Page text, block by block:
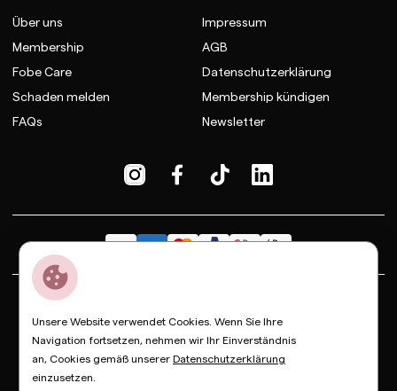
Über uns
Membership
Fobe Care
Schaden melden
FAQs
Impressum
AGB
Datenschutzerklärung
Membership kündigen
Newsletter
Dior
Saint Laurent
Prada Balenciaga Loewe
© Copyright FOBE, 2026
Unsere Website verwendet Cookies. Wenn Sie Ihre
Navigation fortsetzen, nehmen wir Ihr Einverständnis
an, Cookies gemäß unserer Datenschutzerklärung
einzusetzen.